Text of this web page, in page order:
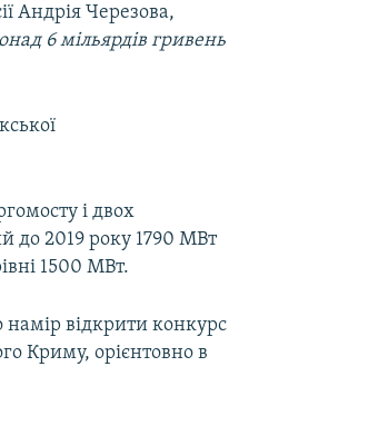
Андрія Черезова,
6 мільярдів гривень
і двох
до 2019 року 1790 МВт
1500 МВт.
намір відкрити конкурс
Криму, орієнтовно в